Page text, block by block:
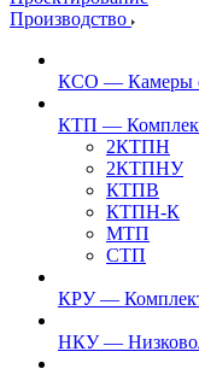
Производство
КСО — Камеры
КТП —
2КТПН
2КТПНУ
КТПВ
КТПН-К
МТП
СТП
КРУ —
НКУ —